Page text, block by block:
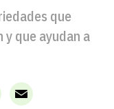
que
que ayudan a
Email